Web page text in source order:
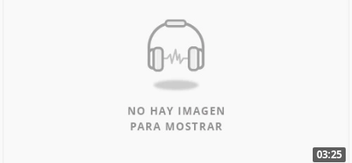
03:25